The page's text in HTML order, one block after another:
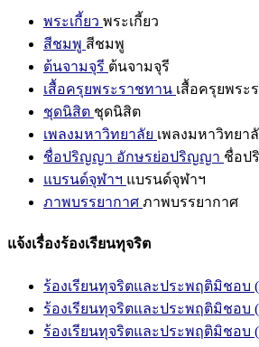
พระเกี้ยว พระเกี้ยว
สีชมพู สีชมพู
ต้นจามจุรี ต้นจามจุรี
เสื้อครุยพระราชทาน เสื้อครุยพระ
ชุดนิสิต ชุดนิสิต
เพลงมหาวิทยาลัย เพลงมหาวิทยา
ชื่อปริญญา อักษรย่อปริญญา ชื่อป
แบรนด์จุฬาฯ แบรนด์จุฬาฯ
ภาพบรรยากาศ ภาพบรรยากาศ
แจ้งเรื่องร้องเรียนทุจริต
ร้องเรียนทุจริตและประพฤติมิชอบ
ร้องเรียนทุจริตและประพฤติมิชอบ
ร้องเรียนทุจริตและประพฤติมิชอบ